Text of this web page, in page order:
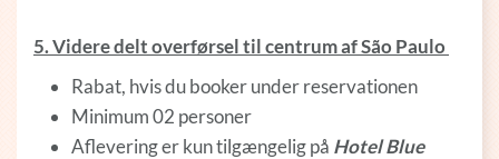
5. Videre delt overførsel til centrum af São Paulo
Rabat, hvis du booker under reservationen
Minimum 02 personer
Aflevering er kun tilgængelig på Hotel Blue